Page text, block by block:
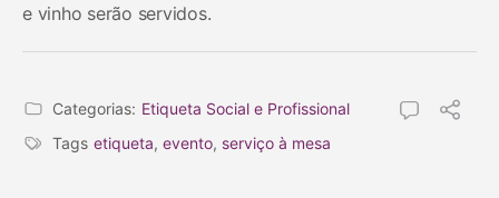
e vinho serão servidos.
Categorias: Etiqueta Social e Profissional
Tags etiqueta, evento, serviço à mesa